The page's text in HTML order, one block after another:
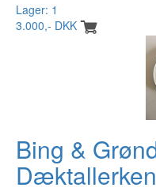
Lager: 1
3.000,- DKK
Bing &